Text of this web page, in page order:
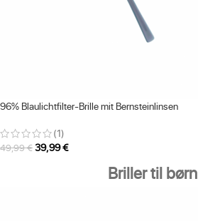
96% Blaulichtfilter-Brille mit Bernsteinlinsen
(1)
49,99€39,99€
Briller til børn